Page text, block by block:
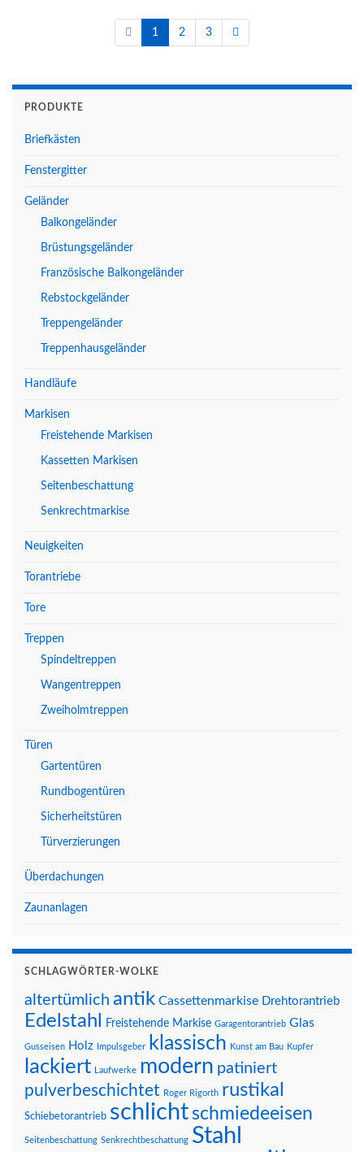
1 2 3
PRODUKTE
Briefkästen
Fenstergitter
Geländer
Balkongeländer
Brüstungsgeländer
Französische Balkongeländer
Rebstockgeländer
Treppengeländer
Treppenhausgeländer
Handläufe
Markisen
Freistehende Markisen
Kassetten Markisen
Seitenbeschattung
Senkrechtmarkise
Neuigkeiten
Torantriebe
Tore
Treppen
Spindeltreppen
Wangentreppen
Zweiholmtreppen
Türen
Gartentüren
Rundbogentüren
Sicherheitstüren
Türverzierungen
Überdachungen
Zaunanlagen
SCHLAGWÖRTER-WOLKE
altertümlich antik Cassettenmarkise Drehtorantrieb
Edelstahl Freistehende Markise Garagentorantrieb Glas
Gusseisen Holz Impulsgeber klassisch Kunst am Bau Kupfer
lackiert Laufwerke modern patiniert
pulverbeschichtet Roger Rigorth rustikal
Schiebetorantrieb schlicht schmiedeeisen
Seitenbeschattung Senkrechtbeschattung Stahl